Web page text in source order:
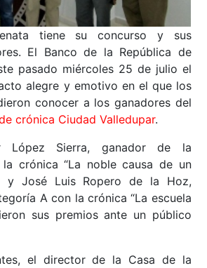
tiene su concurso y sus
El Banco de la República de
pasado miércoles 25 de julio el
alegre y emotivo en el que los
conocer a los ganadores del
crónica Ciudad Valledupar.
López Sierra, ganador de la
crónica “La noble causa de un
y José Luis Ropero de la Hoz,
A con la crónica “La escuela
sus premios ante un público
el director de la Casa de la